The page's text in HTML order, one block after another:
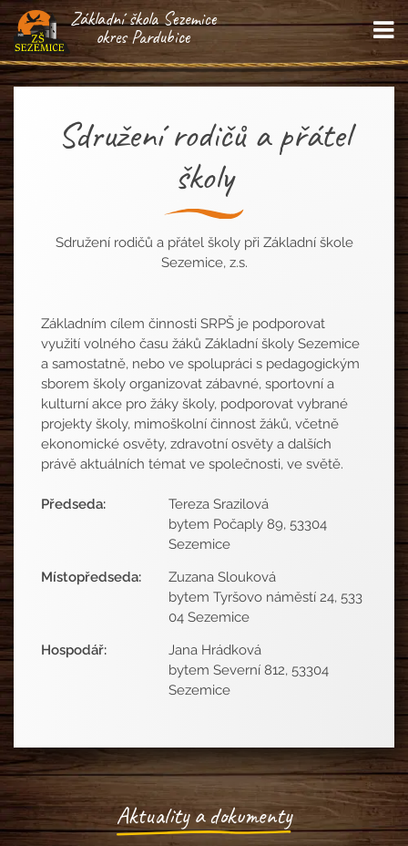
Základní škola Sezemice
okres Pardubice
Sdružení rodičů a přátel
školy
Sdružení rodičů a přátel školy při Základní škole
Sezemice, z.s.
Základním cílem činnosti SRPŠ je podporovat
využití volného času žáků Základní školy Sezemice
a samostatně, nebo ve spolupráci s pedagogickým
sborem školy organizovat zábavné, sportovní a
kulturní akce pro žáky školy, podporovat vybrané
projekty školy, mimoškolní činnost žáků, včetně
ekonomické osvěty, zdravotní osvěty a dalších
právě aktuálních témat ve společnosti, ve světě.
Předseda:
Tereza Srazilová
bytem Počaply 89, 53304
Sezemice
Místopředseda:
Zuzana Slouková
bytem Tyršovo náměstí 24, 533
04 Sezemice
Hospodář:
Jana Hrádková
bytem Severní 812, 53304
Sezemice
Aktuality a dokumenty